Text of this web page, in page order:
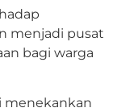
menjadi pusat
bagi warga
menekankan